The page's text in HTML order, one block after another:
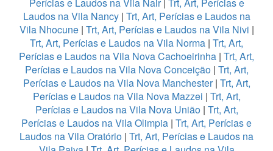
Perícias e Laudos na Vila Nair| Trt, Art, Perícias e
Laudos na Vila Nancy| Trt, Art, Perícias e Laudos na
Vila Nhocune| Trt, Art, Perícias e Laudos na Vila Nivi |
Trt, Art, Perícias e Laudos na Vila Norma | Trt, Art,
Perícias e Laudos na Vila Nova Cachoeirinha | Trt, Art,
Perícias e Laudos na Vila Nova Conceição| Trt, Art,
Perícias e Laudos na Vila Nova Manchester| Trt, Art,
Perícias e Laudos na Vila Nova Mazzei | Trt, Art,
Perícias e Laudos na Vila Nova União| Trt, Art,
Perícias e Laudos na Vila Olimpia | Trt, Art, Perícias e
Laudos na Vila Oratório | Trt, Art, Perícias e Laudos na